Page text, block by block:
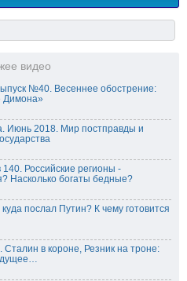
видео
№40. Весеннее обострение:
Димона»
Июнь 2018. Мир постправды и
Российские регионы -
Насколько богаты бедные?
послал Путин? К чему готовится
Сталин в короне, Резник на троне: